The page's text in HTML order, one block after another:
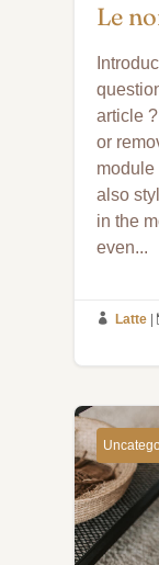
Le
article
or
module
also
in the
even...
 Latte |